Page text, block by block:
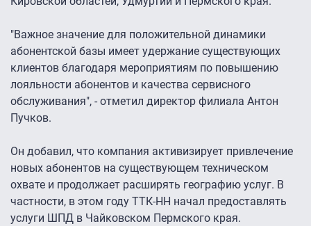
"Важное значение для положительной динамики
абонентской базы имеет удержание существующих
клиентов благодаря мероприятиям по повышению
лояльности абонентов и качества сервисного
обслуживания", - отметил директор филиала Антон
Пучков.
Он добавил, что компания активизирует привлечение
новых абонентов на существующем техническом
охвате и продолжает расширять географию услуг. В
частности, в этом году ТТК-НН начал предоставлять
услуги ШПД в Чайковском Пермского края.